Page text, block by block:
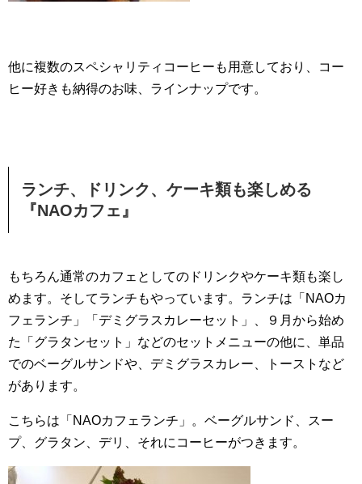
他に複数のスペシャリティコーヒーも用意しており、コー
ヒー好きも納得のお味、ラインナップです。
ランチ、ドリンク、ケーキ類も楽しめる
『NAOカフェ』
もちろん通常のカフェとしてのドリンクやケーキ類も楽し
めます。そしてランチもやっています。ランチは「NAOカ
フェランチ」「デミグラスカレーセット」、９月から始め
た「グラタンセット」などのセットメニューの他に、単品
でのベーグルサンドや、デミグラスカレー、トーストなど
があります。
こちらは「NAOカフェランチ」。ベーグルサンド、スー
プ、グラタン、デリ、それにコーヒーがつきます。